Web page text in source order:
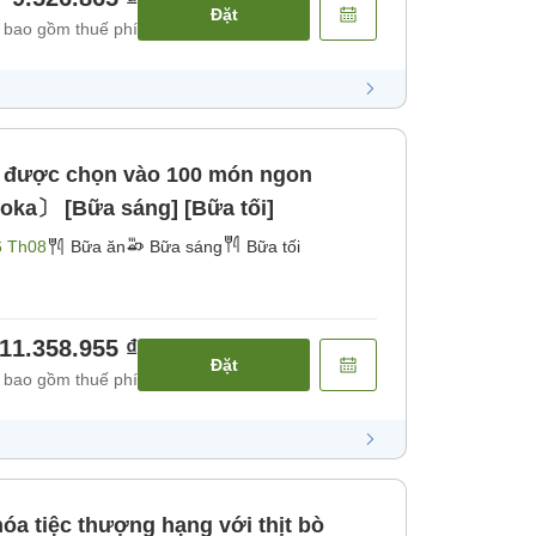
gồm thuế phí
Đặt
được chọn vào 100 món ngon
〕 [Bữa sáng] [Bữa tối]
Th08 Bữa ăn Bữa sáng Bữa tối
11.358.955 ₫
gồm thuế phí
Đặt
tiệc thượng hạng với thịt bò